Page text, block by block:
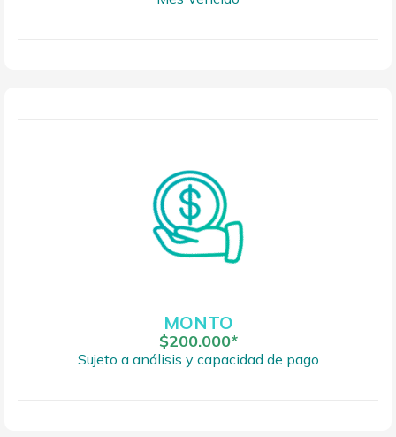
MONTO
$200.000*
Sujeto a análisis y capacidad de pago